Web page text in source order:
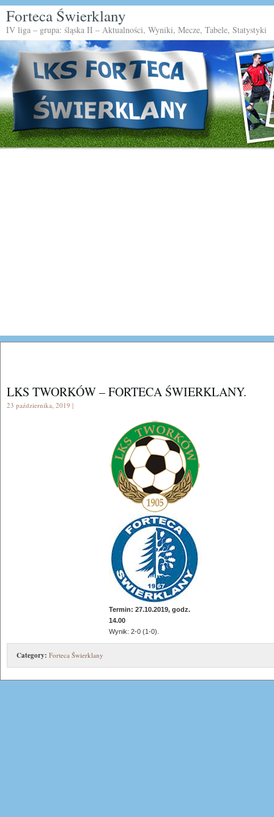
Forteca Świerklany
IV liga – grupa: śląska II – Aktualności, Wyniki, Mecze, Tabele, Statystyki
LKS TWORKÓW – FORTECA ŚWIERKLANY.
23 października, 2019 |
Termin: 27.10.2019, godz.
14.00
Wynik: 2-0 (1-0).
Category: Forteca Świerklany